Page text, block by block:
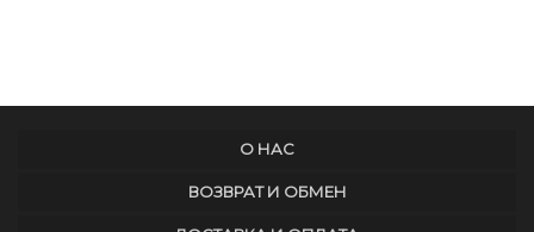
О НАС
ВОЗВРАТ И ОБМЕН